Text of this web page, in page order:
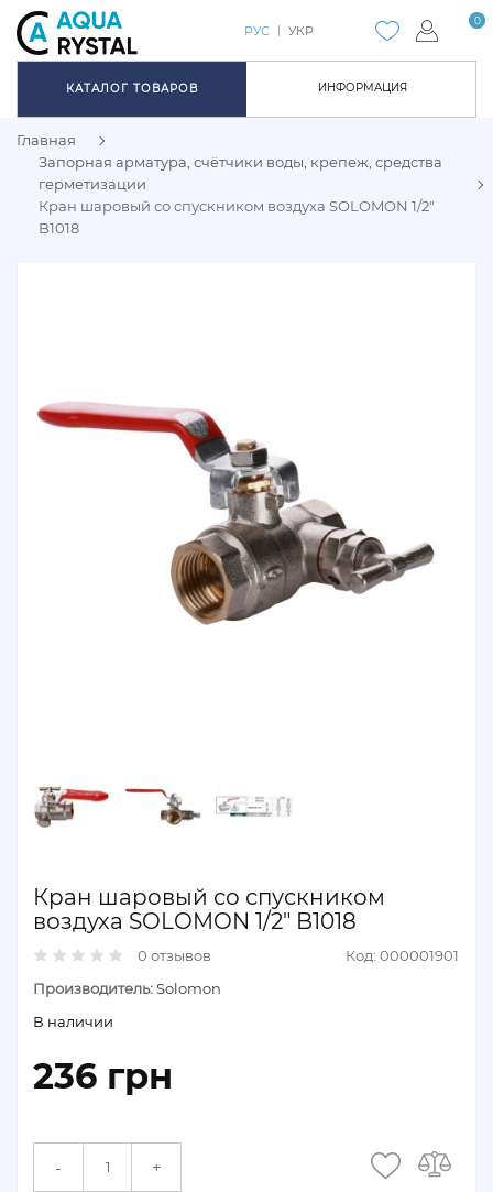
ИНФОРМАЦИЯ
0
РУС УКР
КАТАЛОГ ТОВАРОВ
Главная
Запорная арматура, счётчики воды, крепеж, средства
герметизации
Кран шаровый со спускником воздуха SOLOMON 1/2"
B1018
Кран шаровый со спускником
воздуха SOLOMON 1/2" B1018
0 отзывов
Код: 000001901
Производитель:Solomon
В наличии
236 грн
- +